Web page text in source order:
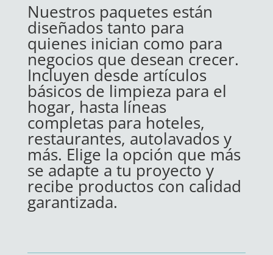
Nuestros paquetes están
diseñados tanto para
quienes inician como para
negocios que desean crecer.
Incluyen desde artículos
básicos de limpieza para el
hogar, hasta líneas
completas para hoteles,
restaurantes, autolavados y
más. Elige la opción que más
se adapte a tu proyecto y
recibe productos con calidad
garantizada.